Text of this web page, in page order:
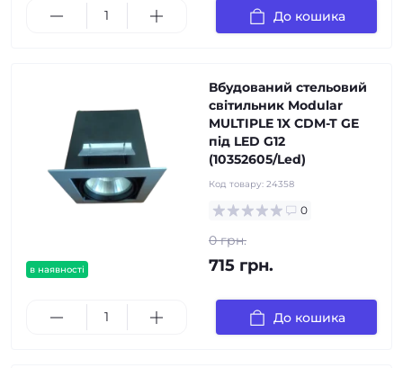
До кошика
в наявності
Вбудований стельовий
світильник Modular
MULTIPLE 1X CDM-T GE
під LED G12
(10352605/Led)
Код товару: 24358
0
0 грн.
715 грн.
До кошика